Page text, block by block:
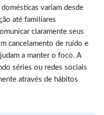
variam desde
até familiares
claramente seus
cancelamento de ruído e
a manter o foco. A
séries ou redes sociais
através de hábitos